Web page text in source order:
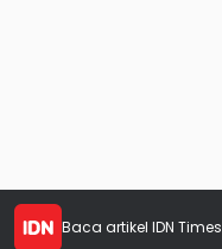
Baca artikel IDN Times